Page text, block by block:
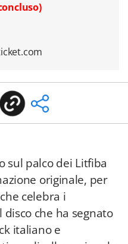
sul palco dei Litfiba
originale, per
celebra i
che ha segnato
italiano e